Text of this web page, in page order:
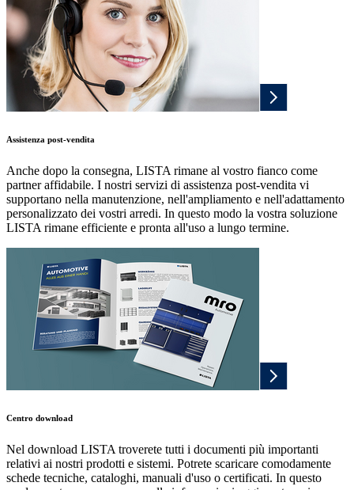
Assistenza post-vendita
Anche dopo la consegna, LISTA rimane al vostro fianco come
partner affidabile. I nostri servizi di assistenza post-vendita vi
supportano nella manutenzione, nell'ampliamento e nell'adattamento
personalizzato dei vostri arredi. In questo modo la vostra soluzione
LISTA rimane efficiente e pronta all'uso a lungo termine.
Centro download
Nel download LISTA troverete tutti i documenti più importanti
relativi ai nostri prodotti e sistemi. Potrete scaricare comodamente
schede tecniche, cataloghi, manuali d'uso o certificati. In questo